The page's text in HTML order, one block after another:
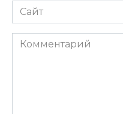
Сайт
Комментарий